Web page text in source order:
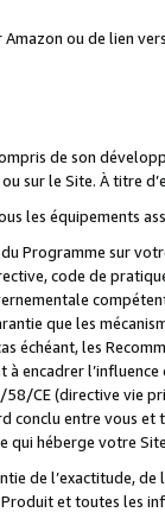
Amazon ou de lien
de son
sur le Site. À titre
les équipements
Programme sur
code de
que les
échéant, les
encadrer
CE (directive vie
conclu entre vous
qui héberge votre
de l’exactitude,
et toutes les